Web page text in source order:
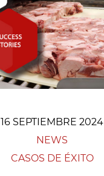
16 SEPTIEMBRE 2024
NEWS
CASOS DE ÉXITO